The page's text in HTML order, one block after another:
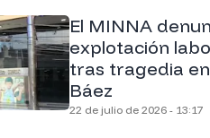
El MINNA
explotación
tras tragedia
Báez
22 de julio de 2026 - 13:17